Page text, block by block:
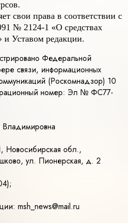
свои права в соответствии с
№ 2124-1 «О средствах
Уставом редакции.
Федеральной
связи, информационных
(Роскомнадзор) 10
номер: Эл № ФС77-
Новосибирская обл.,
ул. Пионерская, д. 2
msh_news@mail.ru